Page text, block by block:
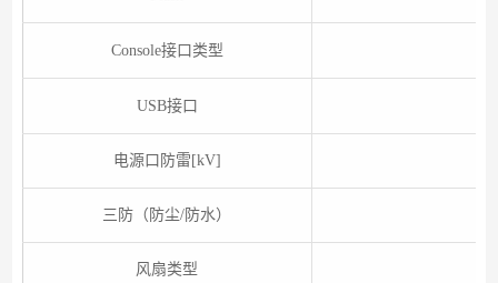
Console接口类型
USB接口
电源口防雷[kV]
三防（防尘/防水）
风扇类型